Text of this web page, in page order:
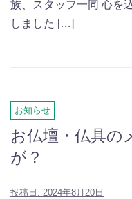
族、スタッフ一同 心を
しました […]
お知らせ
お仏壇・仏具の
が？
投稿日: 2024年8月20日